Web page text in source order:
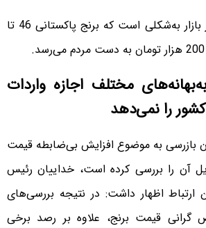
عدم نظارت مناسب در بازار به‌شکلی است که برنج پاکستانی 46 تا
مختلف اجازه واردات
را نمی‌دهد
بازرسی به موضوع افزایش بی‌ضابطه قیمت
آن را بررسی کرده است، خداییان رئیس
ارتباط اظهار داشت: در نتیجه بررسی‌های
گرانی قیمت برنج، علاوه بر رصد برخی